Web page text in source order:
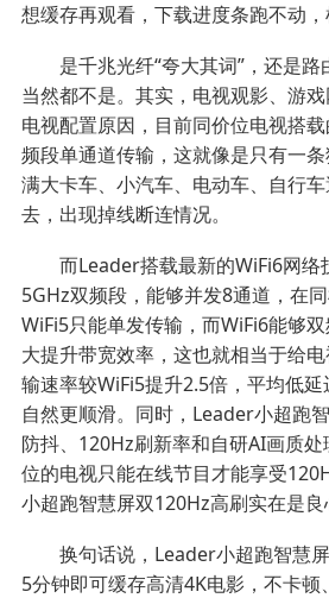
想缓存再观看，下载进度条跑不动
是千兆光纤“夸大其词”，还是路
当然都不是。其实，电视观影、游
电视配置原因，目前同价位电视搭
频段单通道传输，这就像是只有一
满大卡车、小汽车、电动车、自行
去，出现掉线断连情况。
而Leader搭载最新的WiFi6网络
5GHz双频段，能够并发8通道，在
WiFi5只能单发传输，而WiFi6能够
大提升带宽效率，这也就相当于给
输速率较WiFi5提升2.5倍，平均低
自然更顺滑。同时，Leader小超跑
防抖、120Hz刷新率和自研AI画质
位的电视只能在线节目才能享受
小超跑智慧屏双120Hz高刷实在是良
换句话说，Leader小超跑智慧屏
5分钟即可缓存高清4K电影，不卡